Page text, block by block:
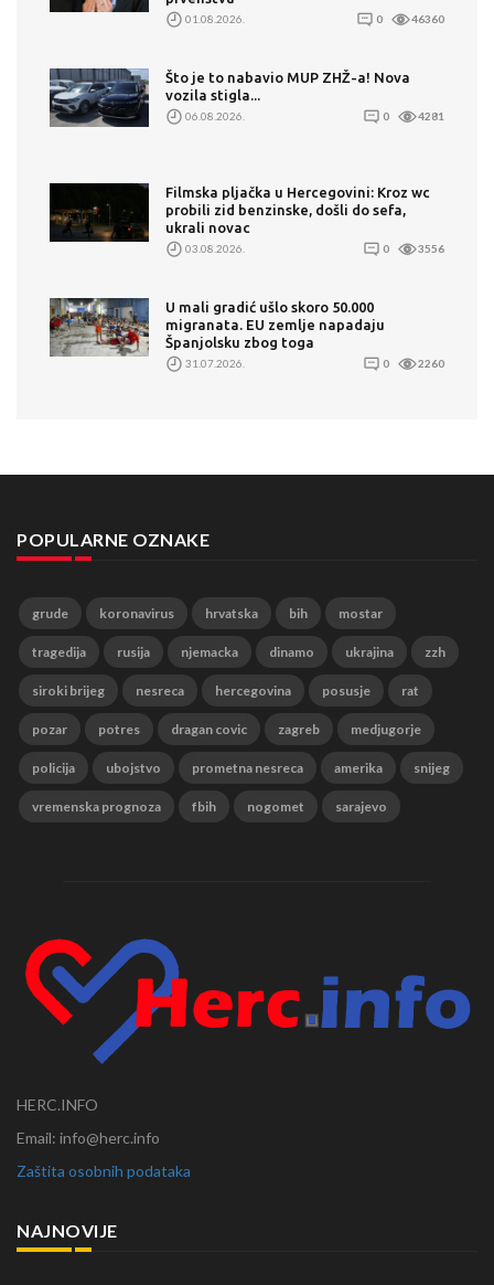
01.08.2026. 0 46360
Što je to nabavio MUP ZHŽ-a! Nova
vozila stigla...
06.08.2026. 0 4281
Filmska pljačka u Hercegovini: Kroz wc
probili zid benzinske, došli do sefa,
ukrali novac
03.08.2026. 0 3556
U mali gradić ušlo skoro 50.000
migranata. EU zemlje napadaju
Španjolsku zbog toga
31.07.2026. 0 2260
POPULARNE OZNAKE
grude koronavirus hrvatska bih mostar
tragedija rusija njemacka dinamo ukrajina zzh
siroki brijeg nesreca hercegovina posusje rat
pozar potres dragan covic zagreb medjugorje
policija ubojstvo prometna nesreca amerika snijeg
vremenska prognoza fbih nogomet sarajevo
HERC.INFO
Email: info@herc.info
Zaštita osobnih podataka
NAJNOVIJE